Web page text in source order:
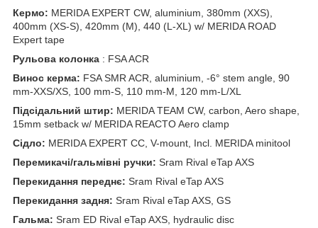
Кермо: MERIDA EXPERT CW, aluminium, 380mm (XXS),
400mm (XS-S), 420mm (M), 440 (L-XL) w/ MERIDA ROAD
Expert tape
Рульова колонка : FSA ACR
Винос керма: FSA SMR ACR, aluminium, -6° stem angle, 90
mm-XXS/XS, 100 mm-S, 110 mm-M, 120 mm-L/XL
Підсідальний штир: MERIDA TEAM CW, carbon, Aero shape,
15mm setback w/ MERIDA REACTO Aero clamp
Сідло: MERIDA EXPERT CC, V-mount, Incl. MERIDA minitool
Перемикачі/гальмівні ручки: Sram Rival eTap AXS
Перекидання переднє: Sram Rival eTap AXS
Перекидання задня: Sram Rival eTap AXS, GS
Гальма: Sram ED Rival eTap AXS, hydraulic disc